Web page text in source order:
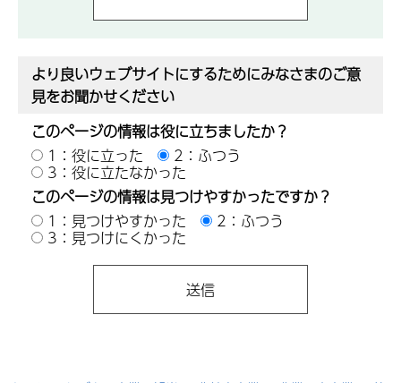
より良いウェブサイトにするためにみなさまのご意
見をお聞かせください
このページの情報は役に立ちましたか？
1：役に立った
2：ふつう
3：役に立たなかった
このページの情報は見つけやすかったですか？
1：見つけやすかった
2：ふつう
3：見つけにくかった